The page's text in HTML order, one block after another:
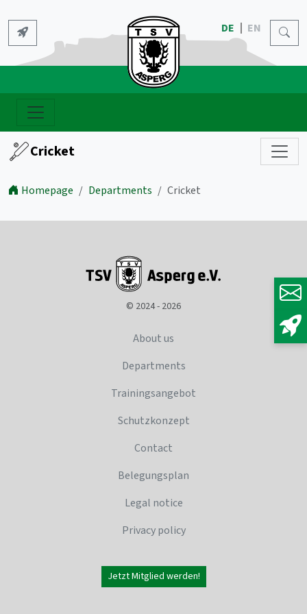
DE EN
Cricket
Homepage Departments Cricket
© 2024 - 2026
About us
Departments
Trainingsangebot
Schutzkonzept
Contact
Belegungsplan
Legal notice
Privacy policy
Jetzt Mitglied werden!